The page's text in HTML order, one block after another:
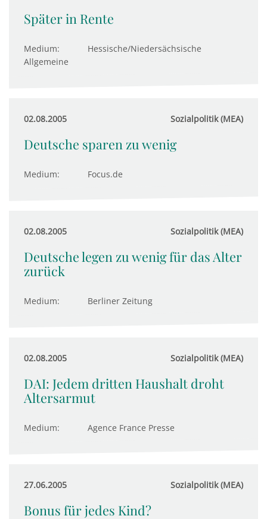
Später in Rente
Medium:
Hessische/Niedersächsische
Allgemeine
02.08.2005 Sozialpolitik (MEA)
Deutsche sparen zu wenig
Medium: Focus.de
02.08.2005 Sozialpolitik (MEA)
Deutsche legen zu wenig für das Alter
zurück
Medium: Berliner Zeitung
02.08.2005 Sozialpolitik (MEA)
DAI: Jedem dritten Haushalt droht
Altersarmut
Medium: Agence France Presse
27.06.2005 Sozialpolitik (MEA)
Bonus für jedes Kind?